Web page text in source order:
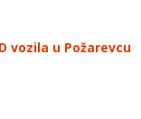
vozila u Požarevcu